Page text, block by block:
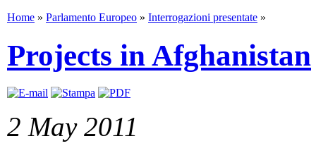
Home » Parlamento Europeo » Interrogazioni presentate »
Projects in Afghanistan
2 May 2011